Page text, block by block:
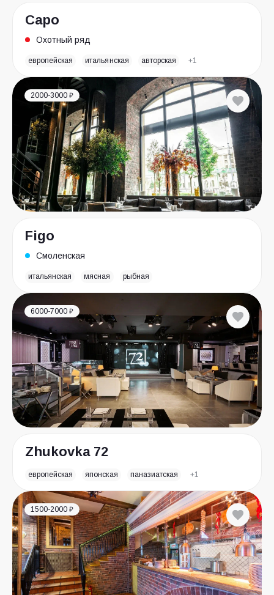
Capo
Охотный ряд
европейская итальянская авторская +1
2000-3000 ₽
Figo
Смоленская
итальянская мясная рыбная
6000-7000 ₽
Zhukovka 72
европейская японская паназиатская +1
1500-2000 ₽